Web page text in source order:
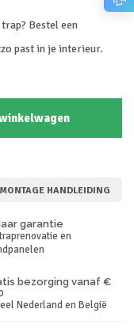
Bestel een
past in je interieur.
MONTAGE HANDLEIDING
garantie
en
bezorging vanaf €
Nederland en België